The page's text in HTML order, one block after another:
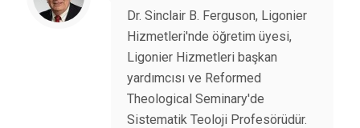
Dr. Sinclair B. Ferguson, Ligonier
Hizmetleri'nde öğretim üyesi,
Ligonier Hizmetleri başkan
yardımcısı ve Reformed
Theological Seminary'de
Sistematik Teoloji Profesörüdür.